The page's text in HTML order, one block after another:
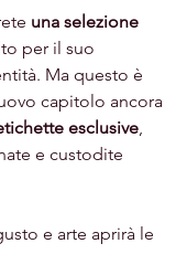
una selezione
per il suo
Ma questo è
capitolo ancora
esclusive,
e custodite
e arte aprirà le